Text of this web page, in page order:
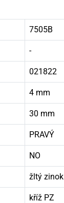
7505B
-
021822
4 mm
30 mm
PRAVÝ
NO
žltý zinok
kříž PZ